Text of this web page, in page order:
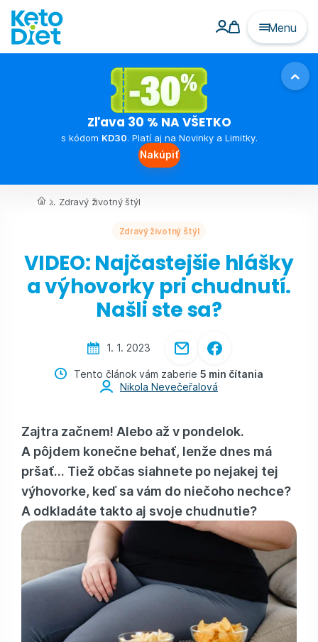
Menu
Zľava 30 % NA VŠETKO
s kódom KD30. Platí aj na Novinky a Limitky.
Nakúpiť
... Zdravý životný štýl
Zdravý životný štýl
VIDEO: Najčastejšie hlášky
a výhovorky pri chudnutí.
Našli ste sa?
1. 1. 2023
Tento článok vám zaberie 5 min čítania
Nikola Nevečeřalová
Zajtra začnem! Alebo až v pondelok.
A pôjdem konečne behať, lenže dnes má
pršať... Tiež občas siahnete po nejakej tej
výhovorke, keď sa vám do niečoho nechce?
A odkladáte takto aj svoje chudnutie?